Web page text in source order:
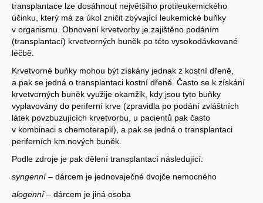
transplantace lze dosáhnout největšího protileukemického
účinku, který má za úkol zničit zbývající leukemické buňky
v organismu. Obnovení krvetvorby je zajištěno podáním
(transplantací) krvetvorných buněk po této vysokodávkované
léčbě.
Krvetvorné buňky mohou být získány jednak z kostní dřeně,
a pak se jedná o transplantaci kostní dřeně. Často se k získání
krvetvorných buněk využije okamžik, kdy jsou tyto buňky
vyplavovány do periferní krve (zpravidla po podání zvláštních
látek povzbuzujících krvetvorbu, u pacientů pak často
v kombinaci s chemoterapií), a pak se jedná o transplantaci
periferních km.nových buněk.
Podle zdroje je pak dělení transplantací následující:
syngenní– dárcem je jednovaječné dvojče nemocného
alogenní– dárcem je jiná osoba